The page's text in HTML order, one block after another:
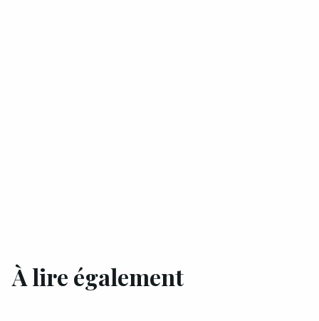
À lire également